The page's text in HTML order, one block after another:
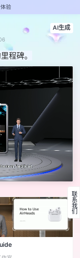
验
AI生成
程碑。
联系我们